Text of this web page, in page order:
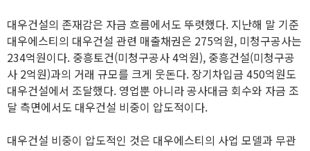
대우건설의 존재감은 자금 흐름에서도 뚜렷했다. 지난해 말 기준
대우에스티의 대우건설 관련 매출채권은 275억원, 미청구공사는
234억원이다. 중흥토건(미청구공사 4억원), 중흥건설(미청구공
사 2억원)과의 거래 규모를 크게 웃돈다. 장기차입금 450억원도
대우건설에서 조달했다. 영업뿐 아니라 공사대금 회수와 자금 조
달 측면에서도 대우건설 비중이 압도적이다.
대우건설 비중이 압도적인 것은 대우에스티의 사업 모델과 무관